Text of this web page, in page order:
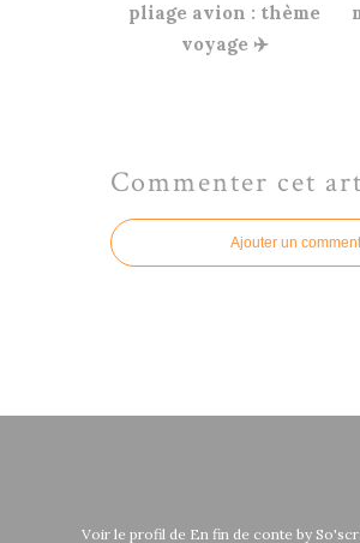
pliage avion : thème
voyage ✈️
Commenter cet
Ajouter un
Voir le profil de En fin de conte by